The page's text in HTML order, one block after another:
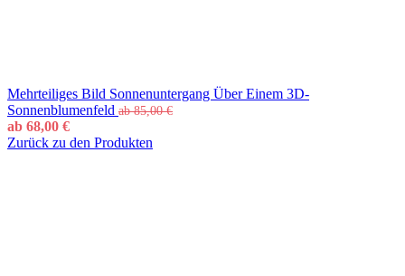
Mehrteiliges Bild Sonnenuntergang Über Einem 3D-
Sonnenblumenfeld ab85,00€
ab 68,00 €
Zurück zu den Produkten